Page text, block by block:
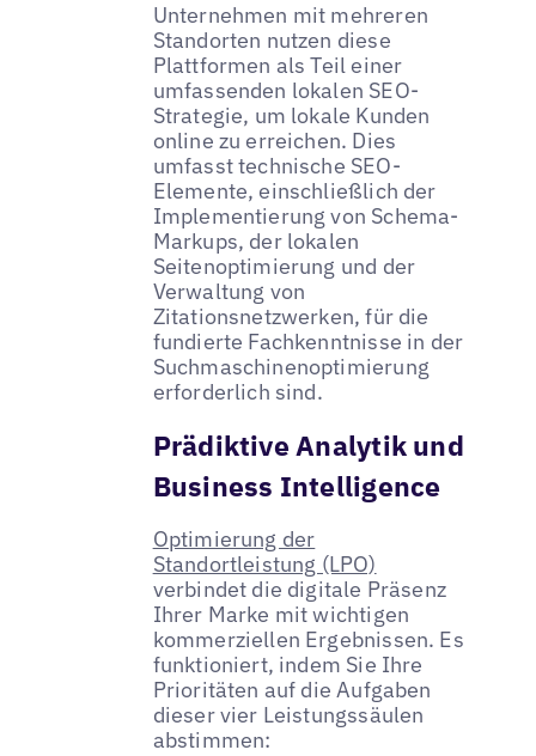
Unternehmen mit mehreren
Standorten nutzen diese
Plattformen als Teil einer
umfassenden lokalen SEO-
Strategie, um lokale Kunden
online zu erreichen. Dies
umfasst technische SEO-
Elemente, einschließlich der
Implementierung von Schema-
Markups, der lokalen
Seitenoptimierung und der
Verwaltung von
Zitationsnetzwerken, für die
fundierte Fachkenntnisse in der
Suchmaschinenoptimierung
erforderlich sind.
Prädiktive Analytik und
Business Intelligence
Optimierung der
Standortleistung (LPO)
verbindet die digitale Präsenz
Ihrer Marke mit wichtigen
kommerziellen Ergebnissen. Es
funktioniert, indem Sie Ihre
Prioritäten auf die Aufgaben
dieser vier Leistungssäulen
abstimmen: